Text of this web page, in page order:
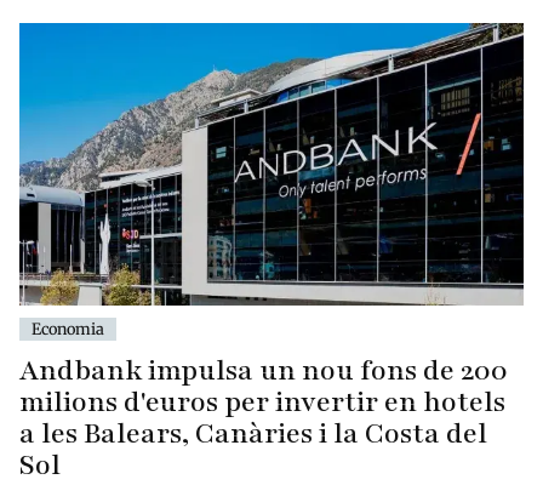
Economia
Andbank impulsa un nou fons de 200
milions d'euros per invertir en hotels
a les Balears, Canàries i la Costa del
Sol